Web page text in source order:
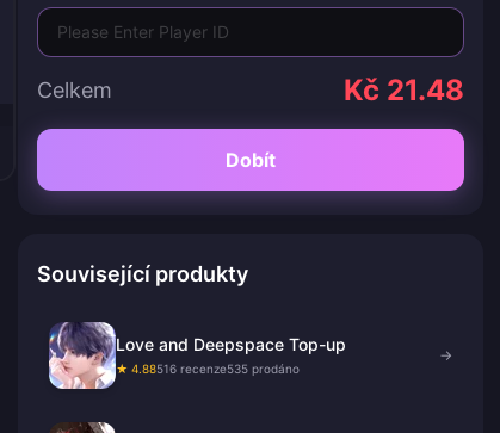
Celkem Kč 21.48
Dobít
Související produkty
Love and Deepspace Top-up
★ 4.88516 recenze535 prodáno
→